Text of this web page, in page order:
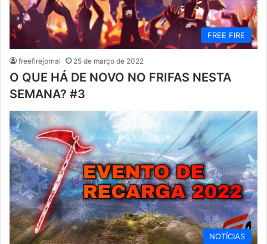
FREE FIRE
freefirejornal 25 de março de 2022
O QUE HÁ DE NOVO NO FRIFAS NESTA
SEMANA? #3
NOTÍCIAS